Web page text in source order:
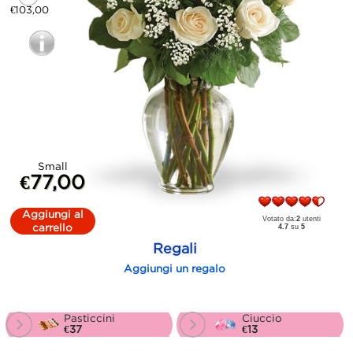
€103,00
Small
€77,00
Aggiungi al
carrello
Votato da:2 utenti
4.7 su5
Regali
Aggiungi un regalo
Pasticcini
€37
Ciuccio
€13